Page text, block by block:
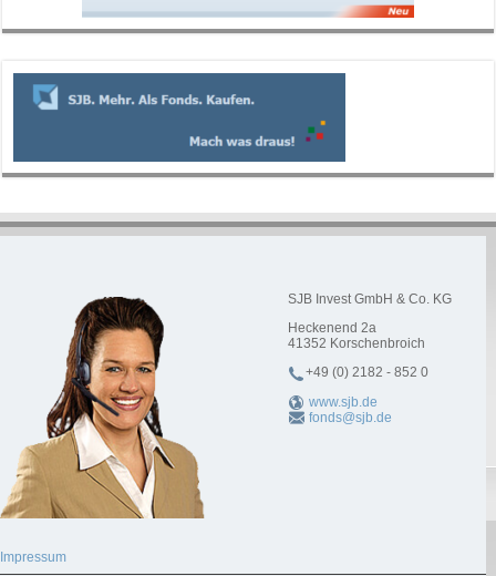
SJB Invest GmbH & Co. KG
Heckenend 2a
41352 Korschenbroich
+49 (0) 2182 - 852 0
www.sjb.de
fonds@sjb.de
Impressum